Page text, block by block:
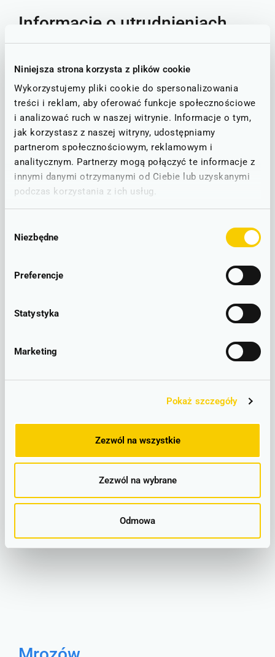
Niniejsza strona korzysta z plików cookie
Wykorzystujemy pliki cookie do spersonalizowania
treści i reklam, aby oferować funkcje społecznościowe
i analizować ruch w naszej witrynie. Informacje o tym,
jak korzystasz z naszej witryny, udostępniamy
partnerom społecznościowym, reklamowym i
analitycznym. Partnerzy mogą połączyć te informacje z
innymi danymi otrzymanymi od Ciebie lub uzyskanymi
podczas korzystania z ich usług.
zgody
Niezbędne
Preferencje
Statystyka
Marketing
Pokaż szczegóły
Zezwól na wszystkie
Zezwól na wybrane
Odmowa
Informacje o utrudnieniach
Poniżej znajdą Państwo informacje o ewentualnych
Główny oraz Mrozów.
Stan linii - informacje o utrudnieniach
D1 Wrocław - Legnica - Bolesławiec - Lubań
Brak zgłoszonych utrudnień w ruchu.
RUCH BEZ ZAKŁÓCEŃ
Wrocław Główny - Mrozów
– lokalizacje
Wrocław Główny